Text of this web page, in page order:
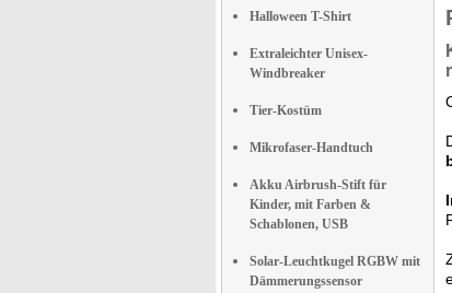
Halloween T-Shirt
Extraleichter Unisex-
Windbreaker
Tier-Kostüm
Mikrofaser-Handtuch
Akku Airbrush-Stift für
Kinder, mit Farben &
Schablonen, USB
Solar-Leuchtkugel RGBW mit
Dämmerungssensor